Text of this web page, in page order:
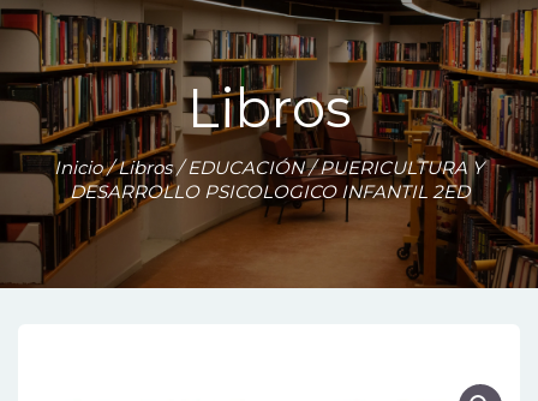
Libros
Inicio/Libros/EDUCACIÓN/ PUERICULTURA Y
DESARROLLO PSICOLOGICO INFANTIL 2ED